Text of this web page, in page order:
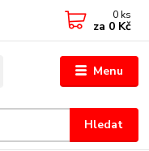
Menu
Hledat
0 ks
za 0 Kč